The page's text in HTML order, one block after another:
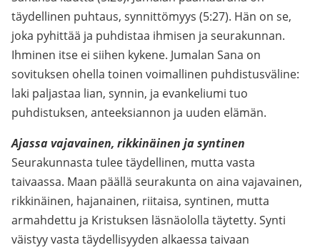
täydellinen puhtaus, synnittömyys (5:27). Hän on se,
joka pyhittää ja puhdistaa ihmisen ja seurakunnan.
Ihminen itse ei siihen kykene. Jumalan Sana on
sovituksen ohella toinen voimallinen puhdistusväline:
laki paljastaa lian, synnin, ja evankeliumi tuo
puhdistuksen, anteeksiannon ja uuden elämän.
Ajassa vajavainen, rikkinäinen ja syntinen
Seurakunnasta tulee täydellinen, mutta vasta
taivaassa. Maan päällä seurakunta on aina vajavainen,
rikkinäinen, hajanainen, riitaisa, syntinen, mutta
armahdettu ja Kristuksen läsnäololla täytetty. Synti
väistyy vasta täydellisyyden alkaessa taivaan